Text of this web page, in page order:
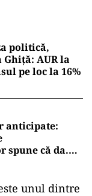
politică,
Ghiță: AUR la
pe loc la 16%
anticipate:
spune că da.
unul dintre